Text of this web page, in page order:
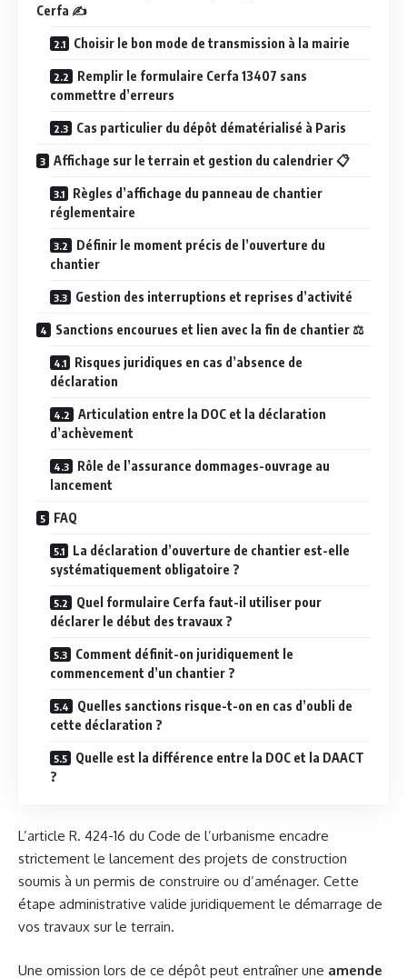
Cerfa ✍️
Choisir le bon mode de transmission à la mairie
Remplir le formulaire Cerfa 13407 sans
commettre d’erreurs
Cas particulier du dépôt dématérialisé à Paris
Affichage sur le terrain et gestion du calendrier 📋
Règles d’affichage du panneau de chantier
réglementaire
Définir le moment précis de l’ouverture du
chantier
Gestion des interruptions et reprises d’activité
Sanctions encourues et lien avec la fin de chantier ⚖️
Risques juridiques en cas d’absence de
déclaration
Articulation entre la DOC et la déclaration
d’achèvement
Rôle de l’assurance dommages-ouvrage au
lancement
FAQ
La déclaration d’ouverture de chantier est-elle
systématiquement obligatoire ?
Quel formulaire Cerfa faut-il utiliser pour
déclarer le début des travaux ?
Comment définit-on juridiquement le
commencement d’un chantier ?
Quelles sanctions risque-t-on en cas d’oubli de
cette déclaration ?
Quelle est la différence entre la DOC et la DAACT
?
L’article R. 424-16 du Code de l’urbanisme encadre
strictement le lancement des projets de construction
soumis à un permis de construire ou d’aménager. Cette
étape administrative valide juridiquement le démarrage de
vos travaux sur le terrain.
Une omission lors de ce dépôt peut entraîner une amende